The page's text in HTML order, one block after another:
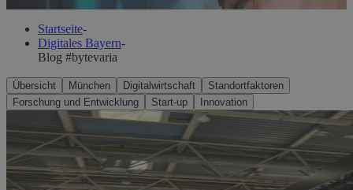
Startseite-
Digitales Bayern-
Blog #bytevaria
Übersicht München Digitalwirtschaft
Standortfaktoren
Forschung und Entwicklung
Start-up Innovation